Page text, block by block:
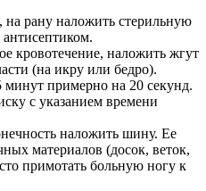
рану наложить стерильную
антисептиком.
кровотечение, наложить жгут
(на икру или бедро).
примерно на 20 секунд.
с указанием времени
наложить шину. Ее
материалов (досок, веток,
примотать больную ногу к